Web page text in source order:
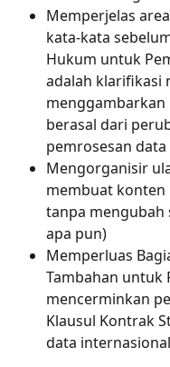
Memperjelas
kata-kata
Hukum untuk
adalah klarifikasi
berasal dari
pemrosesan data
Mengorganisir
membuat konten
tanpa mengubah
apa pun)
Memperluas
Tambahan untuk
mencerminkan
Klausul Kontrak
data